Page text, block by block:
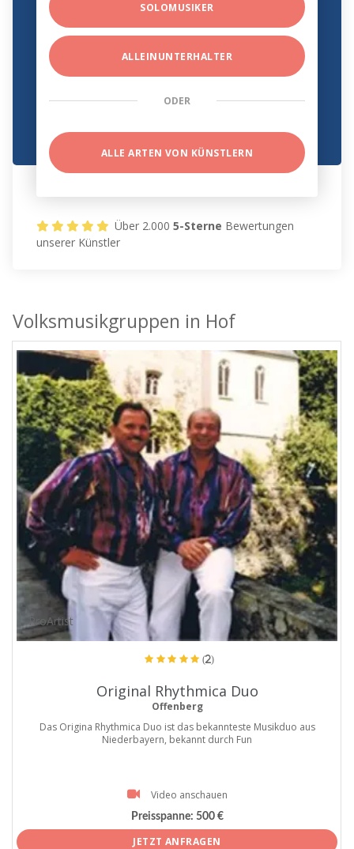
SOLOMUSIKER
ALLEINUNTERHALTER
ODER
ALLE ARTEN VON KÜNSTLERN
Über 2.0005-Sterne Bewertungen
unserer Künstler
Volksmusikgruppen in Hof
ProArtist
(2)
Original Rhythmica Duo
Offenberg
Das Origina Rhythmica Duo ist das bekannteste Musikduo aus
Niederbayern, bekannt durch Fun
Video anschauen
Preisspanne: 500 €
JETZT ANFRAGEN